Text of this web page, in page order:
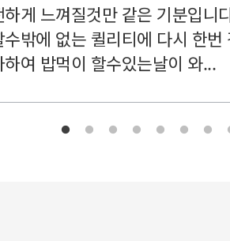
게 느껴질것만 같은 기분입니
밖에 없는 퀼리티에 다시 한
여 밥먹이 할수있는날이 와...